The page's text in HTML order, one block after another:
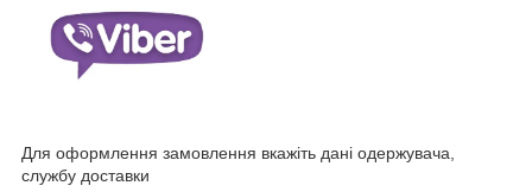
Для оформлення замовлення вкажіть дані одержувача,
службу доставки